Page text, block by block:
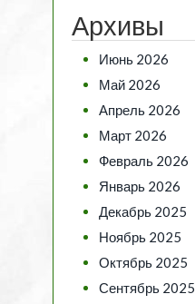
Архивы
Июнь 2026
Май 2026
Апрель 2026
Март 2026
Февраль 2026
Январь 2026
Декабрь 2025
Ноябрь 2025
Октябрь 2025
Сентябрь 2025